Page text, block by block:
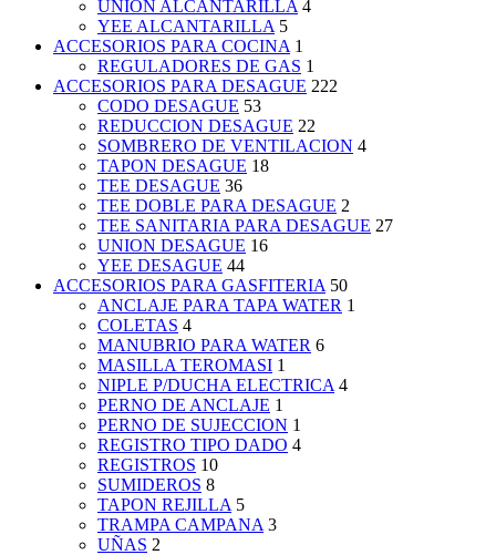
UNION ALCANTARILLA 4
YEE ALCANTARILLA 5
ACCESORIOS PARA COCINA 1
REGULADORES DE GAS 1
ACCESORIOS PARA DESAGUE 222
CODO DESAGUE 53
REDUCCION DESAGUE 22
SOMBRERO DE VENTILACION 4
TAPON DESAGUE 18
TEE DESAGUE 36
TEE DOBLE PARA DESAGUE 2
TEE SANITARIA PARA DESAGUE 27
UNION DESAGUE 16
YEE DESAGUE 44
ACCESORIOS PARA GASFITERIA 50
ANCLAJE PARA TAPA WATER 1
COLETAS 4
MANUBRIO PARA WATER 6
MASILLA TEROMASI 1
NIPLE P/DUCHA ELECTRICA 4
PERNO DE ANCLAJE 1
PERNO DE SUJECCION 1
REGISTRO TIPO DADO 4
REGISTROS 10
SUMIDEROS 8
TAPON REJILLA 5
TRAMPA CAMPANA 3
UÑAS 2